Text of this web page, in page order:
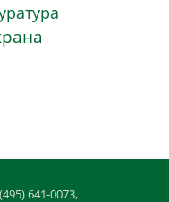
641-0073,